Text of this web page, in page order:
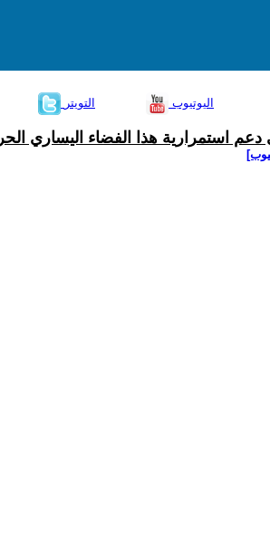
التويتر اليوتيوب
استمرارية هذا الفضاء اليساري الحر